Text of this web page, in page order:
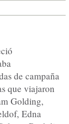
de campaña
que viajaron
Golding,
Edna